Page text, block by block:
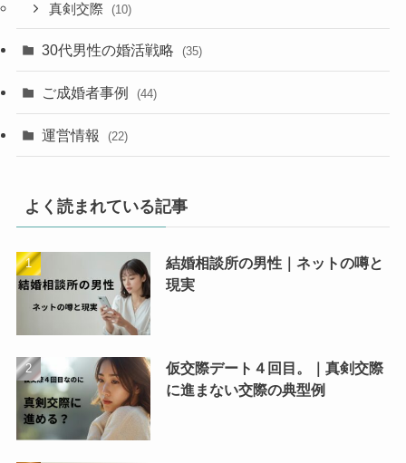
真剣交際 (10)
30代男性の婚活戦略 (35)
ご成婚者事例 (44)
運営情報 (22)
よく読まれている記事
結婚相談所の男性｜ネットの噂と
現実
仮交際デート４回目。｜真剣交際
に進まない交際の典型例